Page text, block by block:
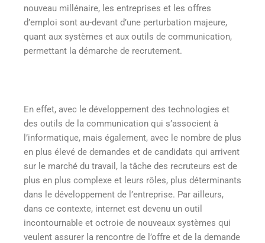
nouveau millénaire, les entreprises et les offres
d’emploi sont au-devant d’une perturbation majeure,
quant aux systèmes et aux outils de communication,
permettant la démarche de recrutement.
En effet, avec le développement des technologies et
des outils de la communication qui s’associent à
l’informatique, mais également, avec le nombre de plus
en plus élevé de demandes et de candidats qui arrivent
sur le marché du travail, la tâche des recruteurs est de
plus en plus complexe et leurs rôles, plus déterminants
dans le développement de l’entreprise. Par ailleurs,
dans ce contexte, internet est devenu un outil
incontournable et octroie de nouveaux systèmes qui
veulent assurer la rencontre de l’offre et de la demande